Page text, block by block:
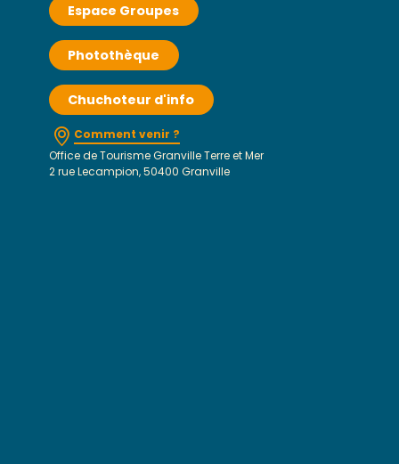
Espace Groupes
Photothèque
Chuchoteur d'info
Comment venir ?
Office de Tourisme Granville Terre et Mer
2 rue Lecampion, 50400 Granville